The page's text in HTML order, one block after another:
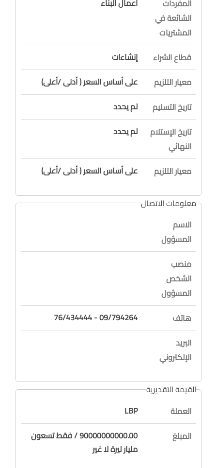
المفردات
الشائعة في
المشتريات
قطاع الشراء
إنشاءات
معيار التلزيم
على أساس السعر ( أدنى /أعلى)
تاريخ التسليم
لم يحدد
تاريخ الإستلام
النهائي
لم يحدد
معيار التلزيم على أساس السعر ( أدنى /أعلى)
معلومات الاتصال
الاسم
المسؤول
منصب
الشخص
المسؤول
هاتف
09/794264 - 76/434444
البريد
الإلكتروني
القيمة التقديرية
العملة
LBP
المبلغ
90000000000.00 / فقط تسعون
مليار ليرة لا غير